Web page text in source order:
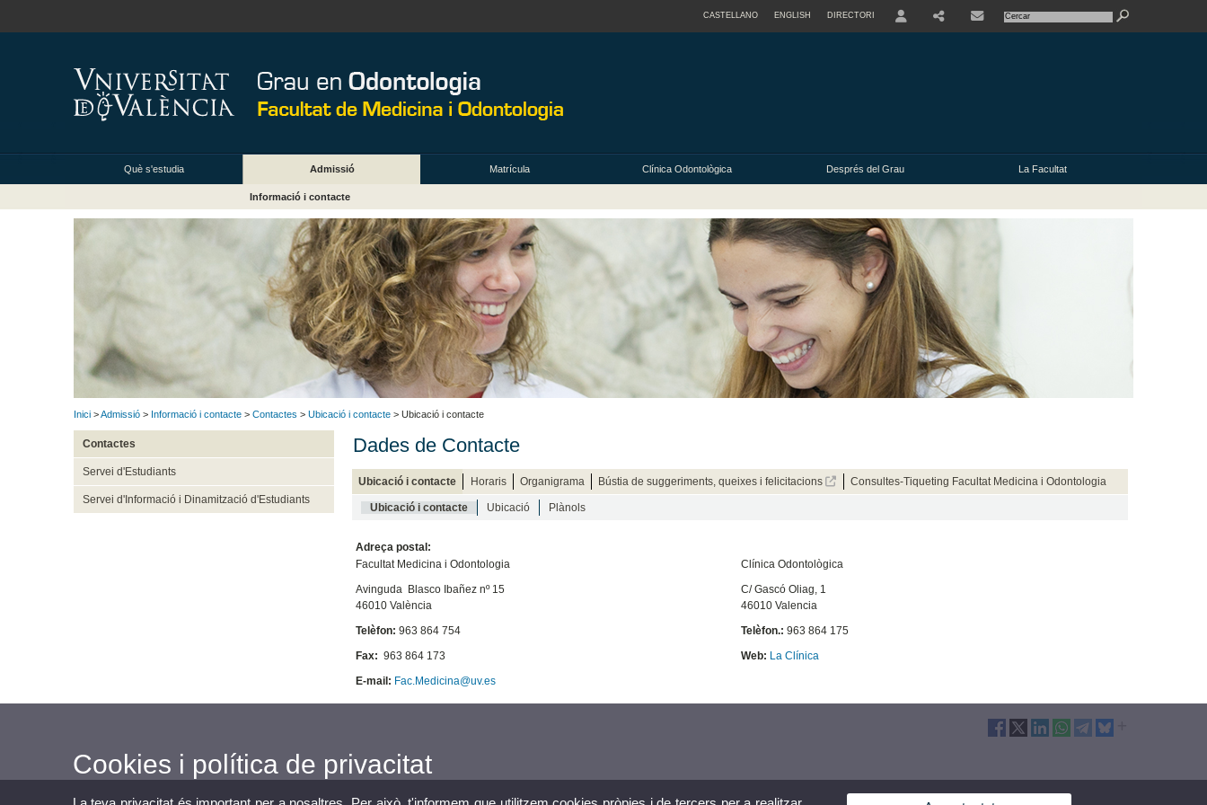
CASTELLANO ENGLISH DIRECTORI
Què s'estudia Admissió Matrícula Clínica Odontològica Després del Grau La Facultat
Informació i contacte
Inici >Admissió > Informació i contacte > Contactes > Ubicació i contacte > Ubicació i contacte
Contactes
Servei d'Estudiants
Servei d'Informació i Dinamització d'Estudiants
Dades de Contacte
Ubicació i contacte Horaris Organigrama Bústia de suggeriments, queixes i felicitacions Consultes-Tiqueting Facultat Medicina i Odontologia
Ubicació i contacte Ubicació Plànols
Adreça postal:
Facultat Medicina i Odontologia
Avinguda Blasco Ibañez nº 15
46010 València
Telèfon: 963 864 754
Fax: 963 864 173
E-mail: Fac.Medicina@uv.es
Clínica Odontològica
C/ Gascó Oliag, 1
46010 Valencia
Telèfon.: 963 864 175
Web: La Clínica
Cookies i política de privacitat